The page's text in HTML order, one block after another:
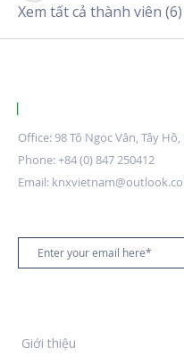
Xem tất cả thành viên (6)
|
Office: 98 Tô Ngọc Vân, Tây
Phone:+84 (0) 847 250412
Email:
Giới thiệu